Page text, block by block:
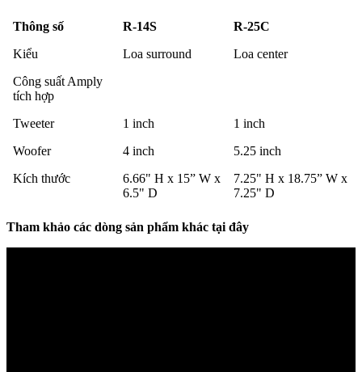
Thông số R-14S
R-25C
Kiểu
Loa surround
Loa center
Công suất Amply
tích hợp
Tweeter
1 inch
1 inch
Woofer
4 inch
5.25 inch
Kích thước
6.66" H x 15” W x
6.5" D
7.25" H x 18.75” W x
7.25" D
Tham khảo các dòng sản phẩm khác tại đây